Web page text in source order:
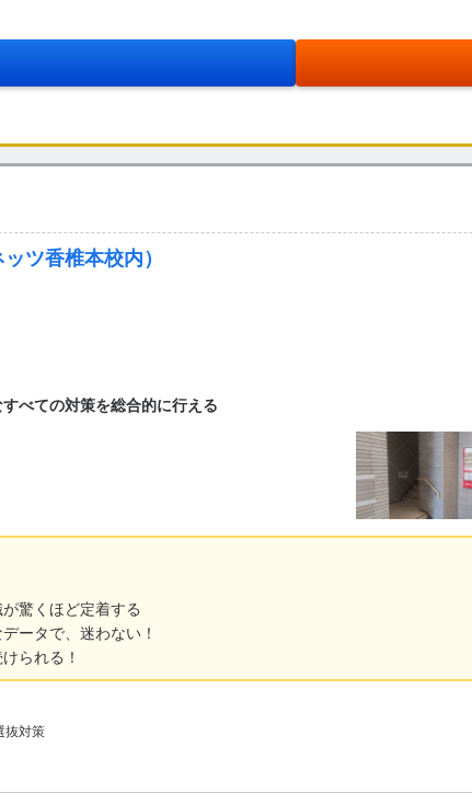
ツ香椎本校内）
べての対策を総合的に行える
驚くほど定着する
ータで、迷わない！
られる！
抜対策